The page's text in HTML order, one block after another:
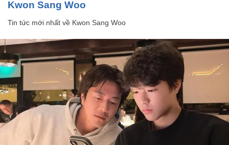
Kwon Sang Woo
Tin tức mới nhất về Kwon Sang Woo